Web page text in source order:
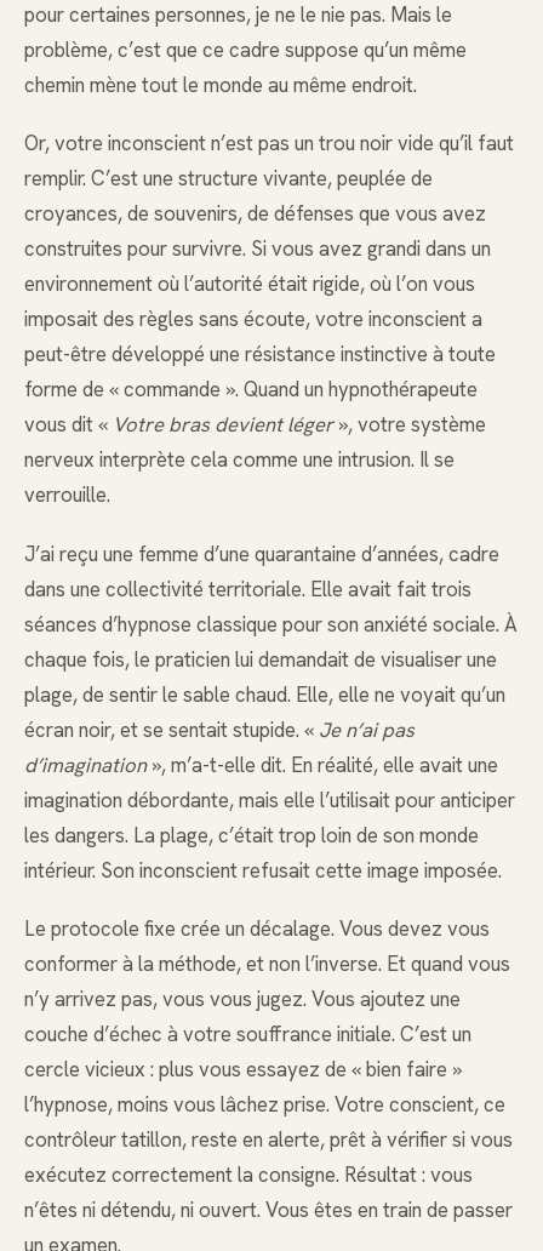
pour certaines personnes, je ne le nie pas. Mais le
problème, c’est que ce cadre suppose qu’un même
chemin mène tout le monde au même endroit.
Or, votre inconscient n’est pas un trou noir vide qu’il faut
remplir. C’est une structure vivante, peuplée de
croyances, de souvenirs, de défenses que vous avez
construites pour survivre. Si vous avez grandi dans un
environnement où l’autorité était rigide, où l’on vous
imposait des règles sans écoute, votre inconscient a
peut-être développé une résistance instinctive à toute
forme de « commande ». Quand un hypnothérapeute
vous dit « Votre bras devient léger», votre système
nerveux interprète cela comme une intrusion. Il se
verrouille.
J’ai reçu une femme d’une quarantaine d’années, cadre
dans une collectivité territoriale. Elle avait fait trois
séances d’hypnose classique pour son anxiété sociale. À
chaque fois, le praticien lui demandait de visualiser une
plage, de sentir le sable chaud. Elle, elle ne voyait qu’un
écran noir, et se sentait stupide. « Je n’ai pas
d’imagination», m’a-t-elle dit. En réalité, elle avait une
imagination débordante, mais elle l’utilisait pour anticiper
les dangers. La plage, c’était trop loin de son monde
intérieur. Son inconscient refusait cette image imposée.
Le protocole fixe crée un décalage. Vous devez vous
conformer à la méthode, et non l’inverse. Et quand vous
n’y arrivez pas, vous vous jugez. Vous ajoutez une
couche d’échec à votre souffrance initiale. C’est un
cercle vicieux : plus vous essayez de « bien faire »
l’hypnose, moins vous lâchez prise. Votre conscient, ce
contrôleur tatillon, reste en alerte, prêt à vérifier si vous
exécutez correctement la consigne. Résultat : vous
n’êtes ni détendu, ni ouvert. Vous êtes en train de passer
un examen.